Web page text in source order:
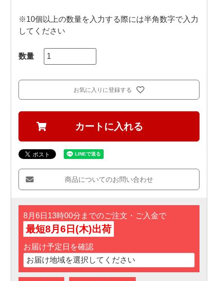
※10個以上の数量を入力する際には半角数字で入力
してください
お気に入りに登録する
カートに入れる
商品についてのお問い合わせ
8月6日13時00分までのご注文・ご入金で
最短8月6日(木)出荷
お届け予定日を確認